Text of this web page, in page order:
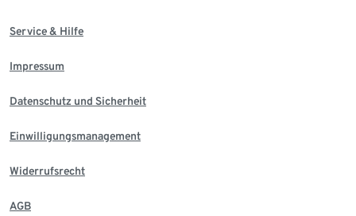
Service & Hilfe
Impressum
Datenschutz und Sicherheit
Einwilligungsmanagement
Widerrufsrecht
AGB